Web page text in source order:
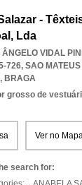
-
Lda
VIDAL
726, SAO
, BRAGA
grosso de
Ver no
search for: